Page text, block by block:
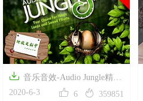
 音乐音效-Audio Jungle精选
企业宣传专题片头音乐AE模板
2020-6-3  6  359851